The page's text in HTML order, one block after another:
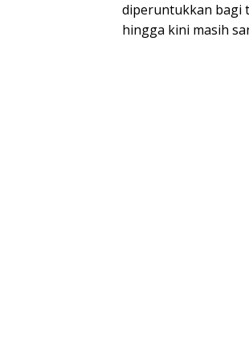
diperuntukkan bagi
hingga kini masih